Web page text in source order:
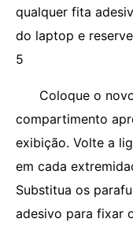
qualquer fita
do laptop e
5
Coloque o
compartimento
exibição. Volte a
em cada
Substitua os
adesivo para fixar